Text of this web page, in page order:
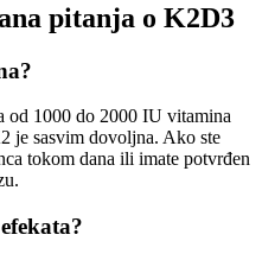
pitanja o K2D3
od 1000 do 2000 IU vitamina
je sasvim dovoljna. Ako ste
tokom dana ili imate potvrđen